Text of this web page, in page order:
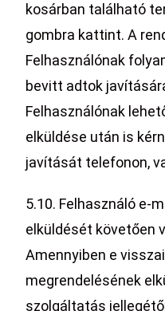
kosárban található
gombra kattint. A
Felhasználónak
bevitt adtok
Felhasználónak
elküldése után is
javítását telefonon,
5.10. Felhasználó e-
elküldését követően
Amennyiben e
megrendelésének
szolgáltatás